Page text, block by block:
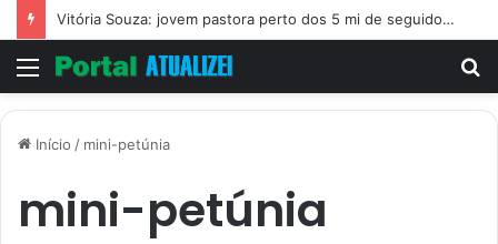
Vitória Souza: jovem pastora perto dos 5 mi de seguidores na web
Menu
Início / mini-petúnia
mini-petúnia